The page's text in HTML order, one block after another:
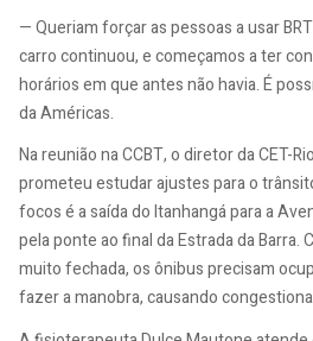
— Queriam forçar as pessoas a usar
carro continuou, e começamos a ter
horários em que antes não havia. É
da Américas.
Na reunião na CCBT, o diretor da CET-
prometeu estudar ajustes para o
focos é a saída do Itanhangá para a
pela ponte ao final da Estrada da Barra.
muito fechada, os ônibus precisam
fazer a manobra, causando